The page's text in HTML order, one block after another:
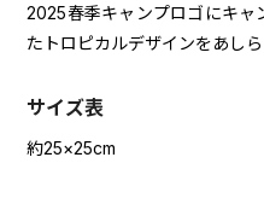
2025春季キャンプロゴにキャ
たトロピカルデザインをあしら
サイズ表
約25×25cm